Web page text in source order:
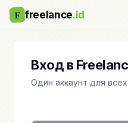
F freelance.id
Вход в
Один аккаунт для